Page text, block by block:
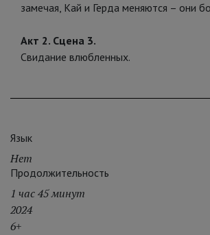
замечая, Кай и Герда меняются – они
Акт 2. Сцена 3.
Свидание влюбленных.
Язык
Нет
Продолжительность
1 час 45 минут
2024
6+